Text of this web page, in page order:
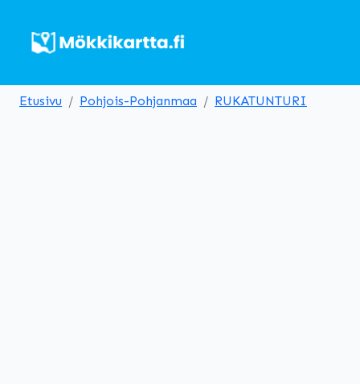
Etusivu Pohjois-Pohjanmaa RUKATUNTURI